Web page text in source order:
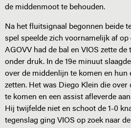
de middenmoot te behouden.
Na het fluitsignaal begonnen beide
spel speelde zich voornamelijk af op
AGOVV had de bal en VIOS zette de
onder druk. In de 19e minuut
over de middenlijn te komen en hun
zetten. Het was Diego Klein die
te komen en een assist afleverde
Hij twijfelde niet en schoot de 1-0
tegenslag ging VIOS op zoek naar